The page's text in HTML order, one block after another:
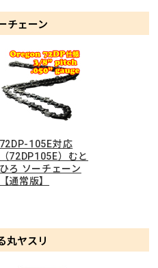
チェーン
72DP-105E対応
（72DP105E）むと
ひろ ソーチェーン
【通常版】
丸ヤスリ